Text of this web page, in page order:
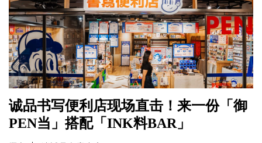
诚品书写便利店现场直击！来一份「御
PEN当」搭配「INK料BAR」